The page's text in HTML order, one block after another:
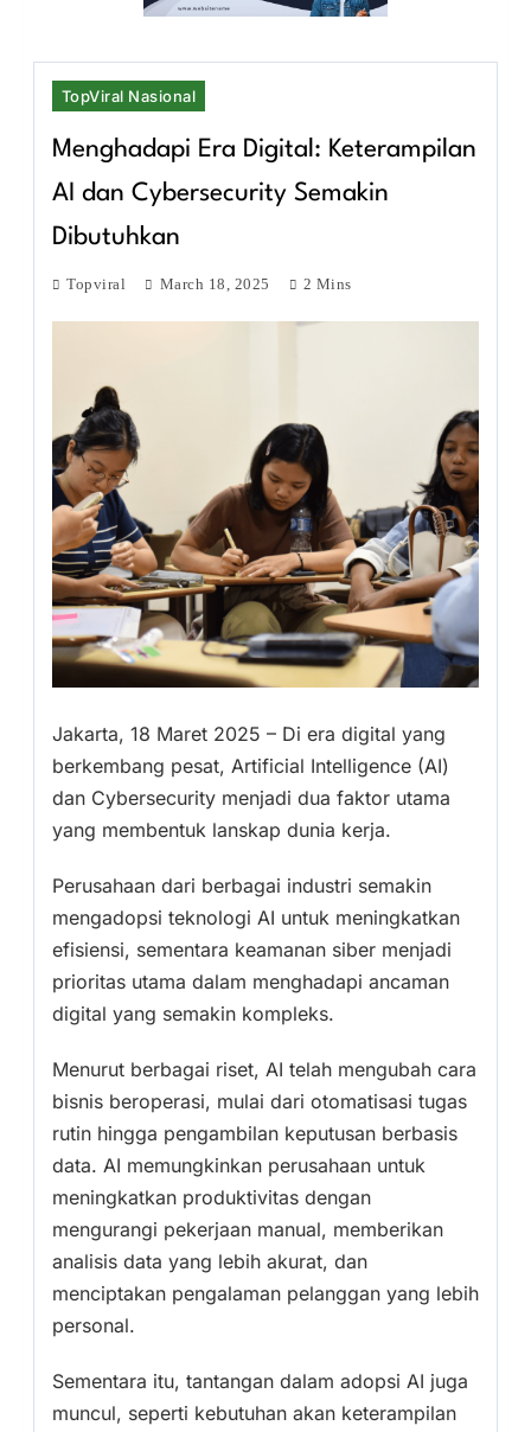
TopViral Nasional
Menghadapi Era Digital: Keterampilan
AI dan Cybersecurity Semakin
Dibutuhkan
Topviral March 18, 2025 2 Mins
Jakarta, 18 Maret 2025 – Di era digital yang
berkembang pesat, Artificial Intelligence (AI)
dan Cybersecurity menjadi dua faktor utama
yang membentuk lanskap dunia kerja.
Perusahaan dari berbagai industri semakin
mengadopsi teknologi AI untuk meningkatkan
efisiensi, sementara keamanan siber menjadi
prioritas utama dalam menghadapi ancaman
digital yang semakin kompleks.
Menurut berbagai riset, AI telah mengubah cara
bisnis beroperasi, mulai dari otomatisasi tugas
rutin hingga pengambilan keputusan berbasis
data. AI memungkinkan perusahaan untuk
meningkatkan produktivitas dengan
mengurangi pekerjaan manual, memberikan
analisis data yang lebih akurat, dan
menciptakan pengalaman pelanggan yang lebih
personal.
Sementara itu, tantangan dalam adopsi AI juga
muncul, seperti kebutuhan akan keterampilan